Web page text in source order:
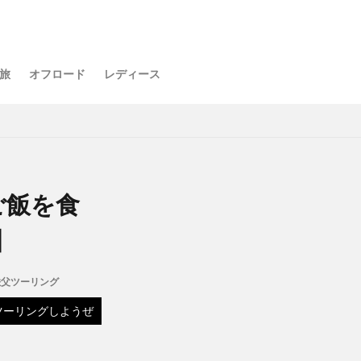
オフロード レディース
を食
ツーリング
ーリングしようぜ